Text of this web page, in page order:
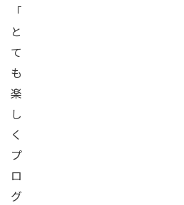
「
と
て
も
楽
し
く
プ
ロ
グ